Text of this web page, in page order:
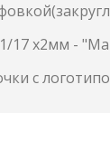
17 х2мм -
с